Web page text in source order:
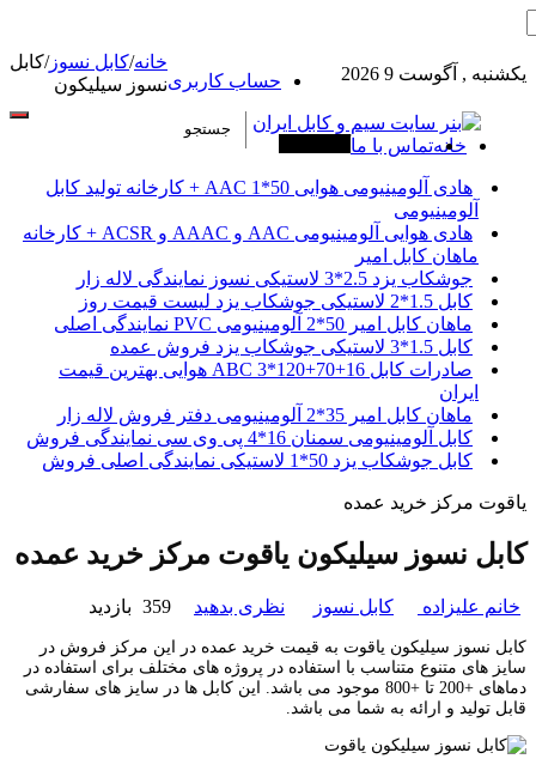
یکشنبه , آگوست 9 2026 حساب کاربری
خانهتماس با ما
هادی آلومینیومی هوایی 50*1 AAC + کارخانه تولید کابل
آلومینیومی
هادی هوایی آلومینیومی AAC و AAAC و ACSR + کارخانه
ماهان کابل امیر
جوشکاب یزد 2.5*3 لاستیکی نسوز نمایندگی لاله زار
کابل 1.5*2 لاستیکی جوشکاب یزد لیست قیمت روز
ماهان کابل امیر 50*2 آلومینیومی PVC نمایندگی اصلی
کابل 1.5*3 لاستیکی جوشکاب یزد فروش عمده
صادرات کابل 16+70+120*3 ABC هوایی بهترین قیمت
ایران
ماهان کابل امیر 35*2 آلومینیومی دفتر فروش لاله زار
کابل آلومینیومی سمنان 16*4 پی وی سی نمایندگی فروش
کابل جوشکاب یزد 50*1 لاستیکی نمایندگی اصلی فروش
خانه/کابل نسوز/کابل
نسوز سیلیکون
یاقوت مرکز خرید عمده
کابل نسوز سیلیکون یاقوت مرکز خرید عمده
خانم علیزاده کابل نسوز نظری بدهید 359 بازدید
کابل نسوز سیلیکون یاقوت به قیمت خرید عمده در این مرکز فروش در
سایز های متنوع متناسب با استفاده در پروژه های مختلف برای استفاده در
دماهای +200 تا +800 موجود می باشد. این کابل ها در سایز های سفارشی
قابل تولید و ارائه به شما می باشد.